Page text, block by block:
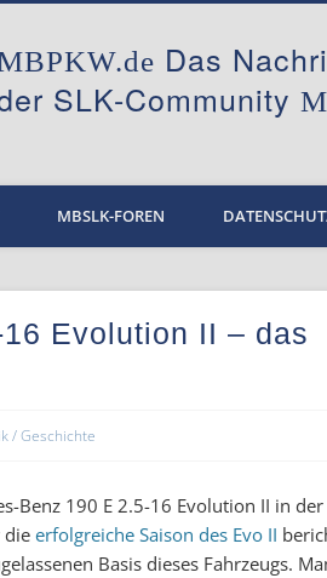
Das
SLK-Community
MBSLK-FOREN
Evolution II – das
/ Geschichte
Benz 190 E 2.5-16 Evolution II in
dieerfolgreiche Saison des Evo II
Basis dieses Fahrzeugs.